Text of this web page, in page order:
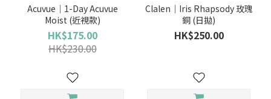
月、
季、半
Acuvue｜1-Day Acuvue
Moist (近視款)
HK$175.00
HK$230.00
Clalen｜Iris Rhapsody 玫瑰
銅 (日拋)
HK$250.00